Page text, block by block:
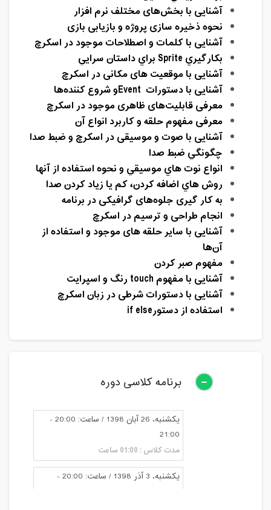
آشنایی با بخش‌های مختلف نرم افزار
نحوه ذخیره سازی پروژه و بازیابی بازی
آشنایی با کلمات و اصطلاحات موجود در اسکرچ
بكارگيري Spriteبراي داستان سرايي
آشنایی با موقعیت های مکانی در اسکرچ
آشنایی با دستورات Eventو شروع کننده‌ها
معرفی قابلیت‌های ظاهری موجود در اسکرچ
معرفی مفهوم حلقه و کاربرد انواع آن
آشنایی با صوت و موسیقی در اسکرچ و ضبط صدا
چگونگي ضبط صدا
انواع نوت هاي موسيقي و نحوه استفاده از آنها
روش هاي اضافه كردن، كم يا زياد كردن صدا
به کار گیری جلوه‌های گرافیکی در برنامه
انجام طراحی و ترسیم در اسکرچ
آشنایی با سایر حلقه های موجود و استفاده از
آن‌ها
مفهوم صبر کردن
آشنایی با مفهوم touch رنگ و اسپرایت
آشنایی با دستورات شرطی در زبان اسکرچ
استفاده از دستورif else
برنامه کلاسی دوره
یکشنبه، 26 آبان 1398 / ساعت: 20:00 -
21:00
مدت کلاس : 01:00 ساعت
یکشنبه، 3 آذر 1398 / ساعت: 20:00 -